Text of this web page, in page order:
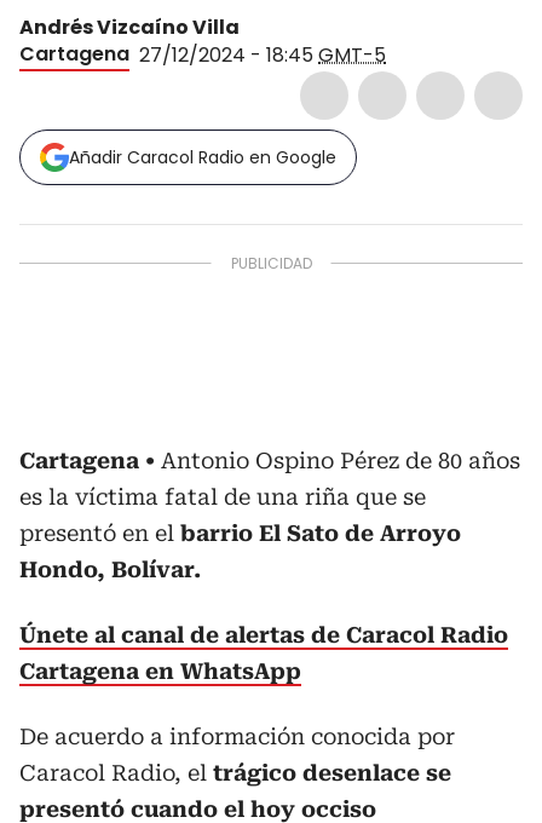
Andrés Vizcaíno Villa
Cartagena 27/12/2024 - 18:45GMT-5
Añadir Caracol Radio en Google
Cartagena
Antonio Ospino Pérez de 80 años
es la víctima fatal de una riña que se
presentó en el barrio El Sato de Arroyo
Hondo, Bolívar.
Únete al canal de alertas de Caracol Radio
Cartagena en WhatsApp
De acuerdo a información conocida por
Caracol Radio, el trágico desenlace se
presentó cuando el hoy occiso